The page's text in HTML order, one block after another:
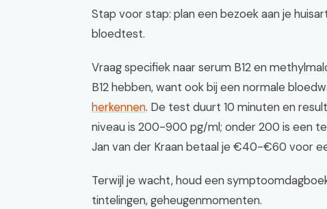
Stap voor stap: plan een bezoek aan je
bloedtest.
Vraag specifiek naar serum B12 en
B12 hebben, want ook bij een normale
herkennen. De test duurt 10 minuten en
niveau is 200-900 pg/ml; onder 200 is een
Jan van der Kraan betaal je €40-€60 voor
Terwijl je wacht, houd een
tintelingen, geheugenmomenten.